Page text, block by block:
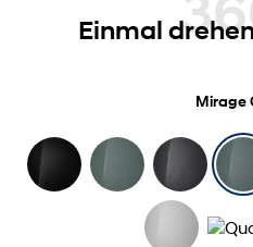
360°
Einmal
Mirage